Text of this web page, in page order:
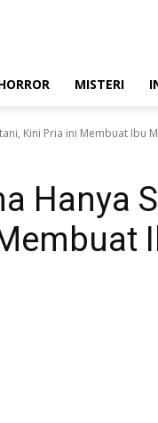
MISTERI
Kini Pria ini Membuat Ibu
Hanya